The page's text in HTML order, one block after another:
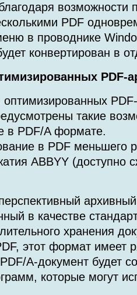
возможности
PDF
в проводнике
конвертирован в
PDF-
такие
в PDF/A формате.
в PDF меньшего
ABBYY (доступно
в качестве
хранения
этот формат имеет
A-документ будет
которые могут